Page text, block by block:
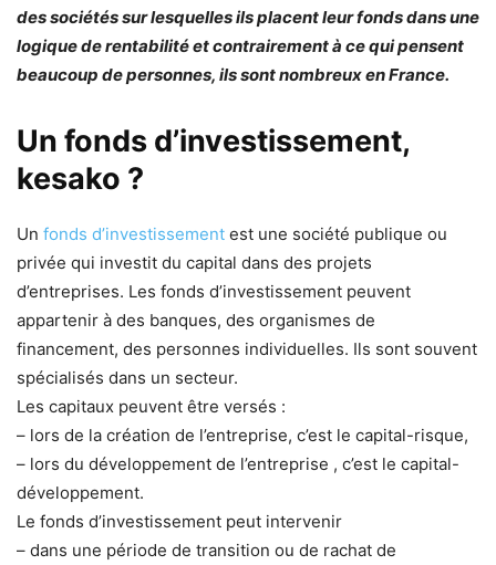
des sociétés sur lesquelles ils placent leur fonds dans une
logique de rentabilité et contrairement à ce qui pensent
beaucoup de personnes, ils sont nombreux en France.
Un fonds d’investissement,
kesako ?
Un fonds d’investissement est une société publique ou
privée qui investit du capital dans des projets
d’entreprises. Les fonds d’investissement peuvent
appartenir à des banques, des organismes de
financement, des personnes individuelles. Ils sont souvent
spécialisés dans un secteur.
Les capitaux peuvent être versés :
– lors de la création de l’entreprise, c’est le capital-risque,
– lors du développement de l’entreprise , c’est le capital-
développement.
Le fonds d’investissement peut intervenir
– dans une période de transition ou de rachat de